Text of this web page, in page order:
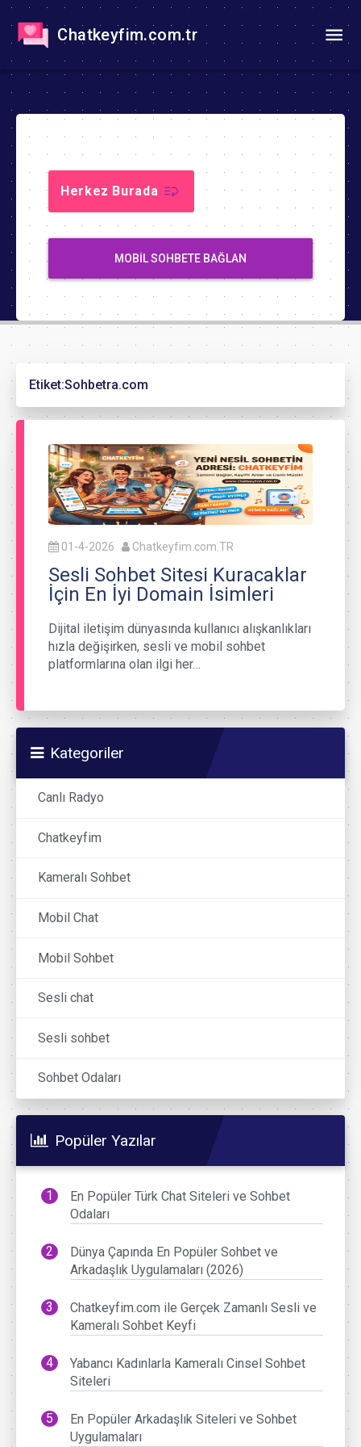
Chatkeyfim.com.tr
Herkez Burada
MOBIL SOHBETE BAĞLAN
Etiket:Sohbetra.com
01-4-2026 Chatkeyfim.com.TR
Sesli Sohbet Sitesi Kuracaklar
İçin En İyi Domain İsimleri
Dijital iletişim dünyasında kullanıcı alışkanlıkları
hızla değişirken, sesli ve mobil sohbet
platformlarına olan ilgi her…
Kategoriler
Canlı Radyo
Chatkeyfim
Kameralı Sohbet
Mobil Chat
Mobil Sohbet
Sesli chat
Sesli sohbet
Sohbet Odaları
Popüler Yazılar
En Popüler Türk Chat Siteleri ve Sohbet
Odaları
Dünya Çapında En Popüler Sohbet ve
Arkadaşlık Uygulamaları (2026)
Chatkeyfim.com ile Gerçek Zamanlı Sesli ve
Kameralı Sohbet Keyfi
Yabancı Kadınlarla Kameralı Cinsel Sohbet
Siteleri
En Popüler Arkadaşlık Siteleri ve Sohbet
Uygulamaları